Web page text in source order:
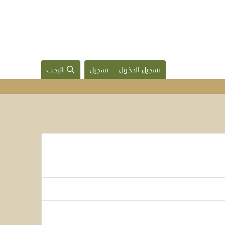
تسجيل الدخول تسجيل البحث